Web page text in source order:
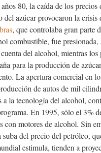
80, la caída de los precios
del azúcar provocaron la
, que controlaba gran parte
combustible, fue
del alcohol, mientras los
para la producción de
La apertura comercial en
de autos de mil
a la tecnología del alcohol,
En 1995, sólo el 3%
con motores de alcohol. Sin
suba del precio del petróleo,
estimula, tienden a